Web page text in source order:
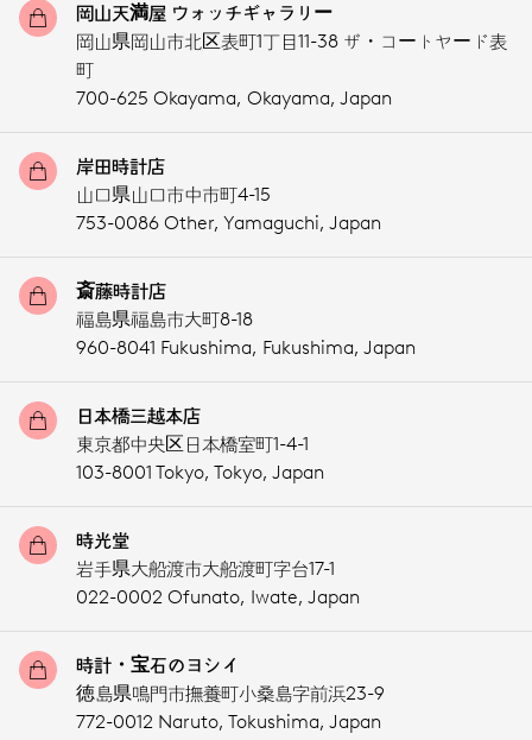
岡山天満屋 ウォッチギャラリー
岡山県岡山市北区表町1丁目11-38 ザ・コートヤード表
町
700-625 Okayama, Okayama, Japan
岸田時計店
山口県山口市中市町4-15
753-0086 Other, Yamaguchi, Japan
斎藤時計店
福島県福島市大町8-18
960-8041 Fukushima, Fukushima, Japan
日本橋三越本店
東京都中央区日本橋室町1-4-1
103-8001 Tokyo, Tokyo, Japan
時光堂
岩手県大船渡市大船渡町字台17-1
022-0002 Ofunato, Iwate, Japan
時計・宝石のヨシイ
徳島県鳴門市撫養町小桑島字前浜23-9
772-0012 Naruto, Tokushima, Japan